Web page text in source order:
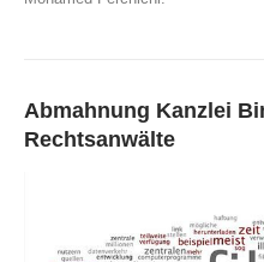
Abmahnung Kanzlei
Rechtsanwälte